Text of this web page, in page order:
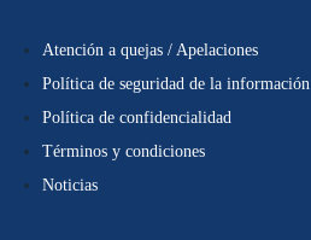
Atención a quejas / Apelaciones
Política de seguridad de la información
Política de confidencialidad
Términos y condiciones
Noticias